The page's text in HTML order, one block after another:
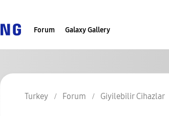
Forum Galaxy Gallery
Turkey Forum Giyilebilir Cihazlar